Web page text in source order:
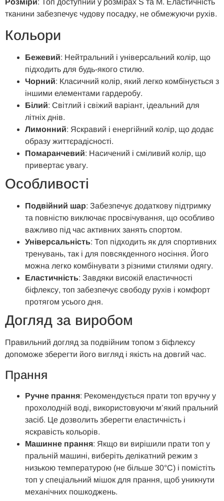
тканини забезпечує чудову посадку, не обмежуючи рухів.
Кольори
Бежевий: Нейтральний і універсальний колір, що
підходить для будь-якого стилю.
Чорний: Класичний колір, який легко комбінується з
іншими елементами гардеробу.
Білий: Світлий і свіжий варіант, ідеальний для
літніх днів.
Лимонний: Яскравий і енергійний колір, що додає
образу життєрадісності.
Помаранчевий: Насичений і сміливий колір, що
привертає увагу.
Особливості
Подвійний шар: Забезпечує додаткову підтримку
та повністю виключає просвічування, що особливо
важливо під час активних занять спортом.
Універсальність: Топ підходить як для спортивних
тренувань, так і для повсякденного носіння. Його
можна легко комбінувати з різними стилями одягу.
Еластичність: Завдяки високій еластичності
біфлексу, топ забезпечує свободу рухів і комфорт
протягом усього дня.
Догляд за виробом
Правильний догляд за подвійним топом з біфлексу
допоможе зберегти його вигляд і якість на довгий час.
Прання
Ручне прання: Рекомендується прати топ вручну у
прохолодній воді, використовуючи м’який пральний
засіб. Це дозволить зберегти еластичність і
яскравість кольорів.
Машинне прання: Якщо ви вирішили прати топ у
пральній машині, виберіть делікатний режим з
низькою температурою (не більше 30°C) і помістіть
топ у спеціальний мішок для прання, щоб уникнути
механічних пошкоджень.